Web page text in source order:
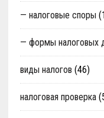
— налоговые споры
— формы налоговых
виды налогов (46)
налоговая проверка